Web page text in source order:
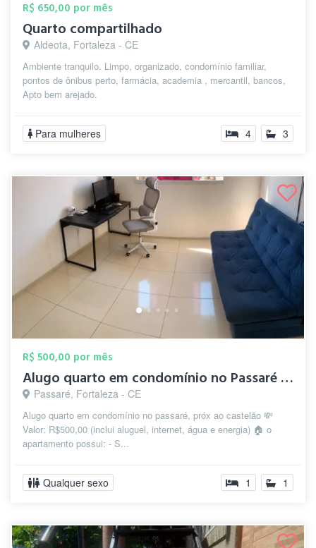
R$ 650,00 por mês
Quarto compartilhado
Aldeota, Fortaleza - CE
Ambiente tranquilo. Limpo, organizado, condomínio familiar,
pontos de ônibus perto, farmácia, academia , mercantil, bancos,
Apto bem arejado.
Para mulheres 4 3
R$ 500,00 por mês
Alugo quarto em condomínio no Passaré pr...
Passaré, Fortaleza - CE
Alugo quarto em condomínio no passaré, próx ao castelão 💸
Valor: R$500,00 (inclui aluguel, internet, água e energia) 🏠 o
apartamento possui: - S...
Qualquer sexo 1 1